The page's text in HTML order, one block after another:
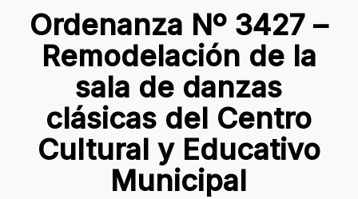
Ordenanza Nº 3427 –
Remodelación de la
sala de danzas
clásicas del Centro
Cultural y Educativo
Municipal